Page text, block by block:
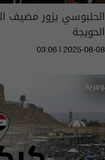
الحلبوسي يزور مضيف
الحويجة
03:06 | 2025-08-08